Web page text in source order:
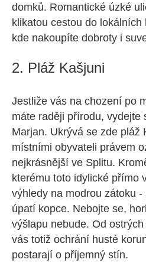
domků. Romantické úzké
klikatou cestou do lokálních
kde nakoupíte dobroty i
2. Pláž Kašjuni
Jestliže vás na chození po
máte raději přírodu, vydejte
Marjan. Ukrývá se zde pláž
místními obyvateli právem
nejkrásnější ve Splitu.
kterému toto idylické přímo
výhledy na modrou zátoku
úpatí kopce. Nebojte se,
výšlapu nebude. Od
vás totiž ochrání husté
postarají o příjemný stín.